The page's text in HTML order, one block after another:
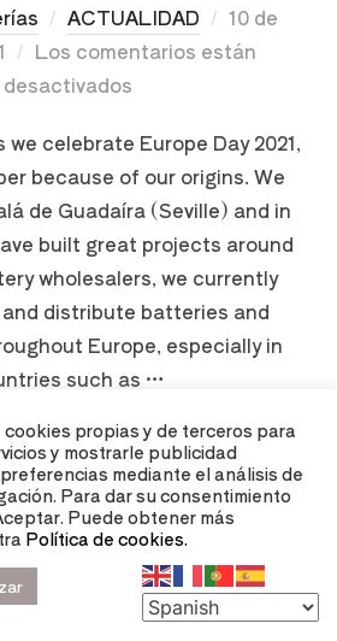
ACTUALIDAD
10 de
Los comentarios están
desactivados
celebrate Europe Day 2021,
because of our origins. We
de Guadaíra (Seville) and in
built great projects around
wholesalers, we currently
distribute batteries and
Europe, especially in
such as …
LEER MÁS
propias y de terceros para
y mostrarle publicidad
mediante el análisis de
Para dar su consentimiento
Puede obtener más
Política de cookies.